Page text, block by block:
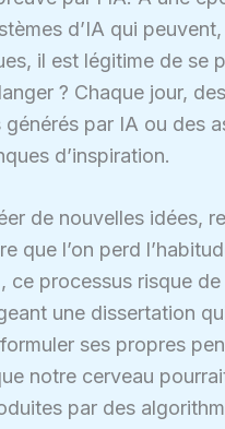
d’IA qui
il est légitime de se
? Chaque jour,
par IA ou des
d’inspiration.
de nouvelles idées,
que l’on perd
ce processus risque
une dissertation
ses propres
notre cerveau
par des